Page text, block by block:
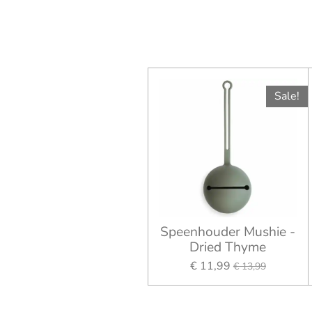
Sale!
Speenhouder Mushie -
Dried Thyme
€ 11,99 € 13,99